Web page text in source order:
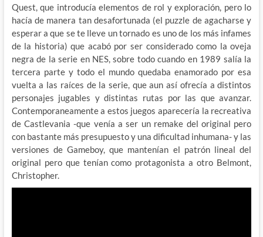
Quest, que introducía elementos de rol y exploración, pero lo
hacía de manera tan desafortunada (el puzzle de agacharse y
esperar a que se te lleve un tornado es uno de los más infames
de la historia) que acabó por ser considerado como la oveja
negra de la serie en NES, sobre todo cuando en 1989 salía la
tercera parte y todo el mundo quedaba enamorado por esa
vuelta a las raíces de la serie, que aun así ofrecía a distintos
personajes jugables y distintas rutas por las que avanzar.
Contemporaneamente a estos juegos aparecería la recreativa
de Castlevania -que venía a ser un remake del original pero
con bastante más presupuesto y una dificultad inhumana- y las
versiones de Gameboy, que mantenían el patrón lineal del
original pero que tenían como protagonista a otro Belmont,
Christopher.